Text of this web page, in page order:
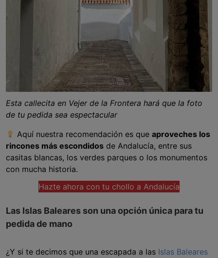
Esta callecita en Vejer de la Frontera hará que la foto
de tu pedida sea espectacular
Aquí nuestra recomendación es queaproveches los
rincones más escondidos de Andalucía, entre sus
casitas blancas, los verdes parques o los monumentos
con mucha historia.
Hazte ahora con tu chollo a Andalucía
Las Islas Baleares son una opción única para tu
pedida de mano
¿Y si te decimos que una escapada a las Islas Baleares